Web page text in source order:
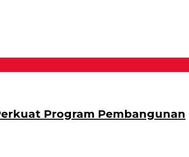
Program Pembangunan